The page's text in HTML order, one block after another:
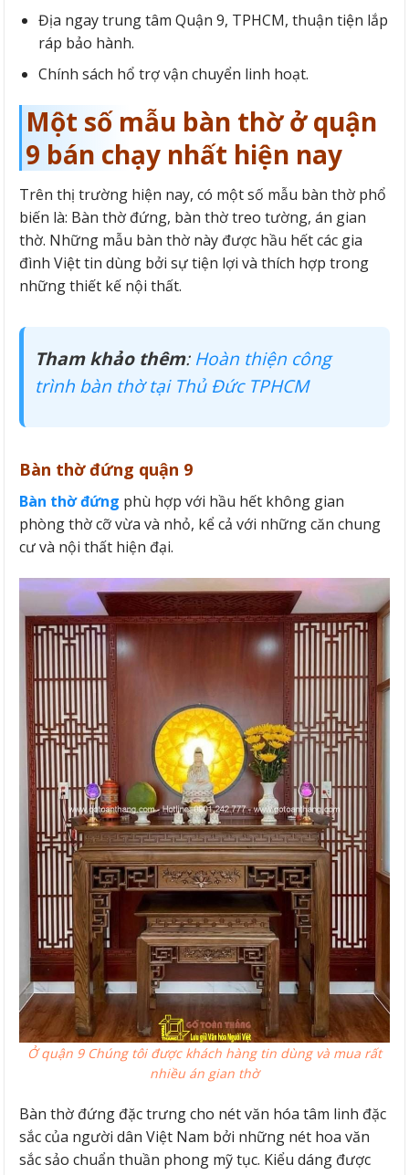
Địa ngay trung tâm Quận 9, TPHCM, thuận tiện lắp
ráp bảo hành.
Chính sách hổ trợ vận chuyển linh hoạt.
Một số mẫu bàn thờ ở quận
9 bán chạy nhất hiện nay
Trên thị trường hiện nay, có một số mẫu bàn thờ phổ
biến là: Bàn thờ đứng, bàn thờ treo tường, án gian
thờ. Những mẫu bàn thờ này được hầu hết các gia
đình Việt tin dùng bởi sự tiện lợi và thích hợp trong
những thiết kế nội thất.
Tham khảo thêm: Hoàn thiện công
trình bàn thờ tại Thủ Đức TPHCM
Bàn thờ đứng quận 9
Bàn thờ đứng phù hợp với hầu hết không gian
phòng thờ cỡ vừa và nhỏ, kể cả với những căn chung
cư và nội thất hiện đại.
Ở quận 9 Chúng tôi được khách hàng tin dùng và mua rất
nhiều án gian thờ
Bàn thờ đứng đặc trưng cho nét văn hóa tâm linh đặc
sắc của người dân Việt Nam bởi những nét hoa văn
sắc sảo chuẩn thuần phong mỹ tục. Kiểu dáng được